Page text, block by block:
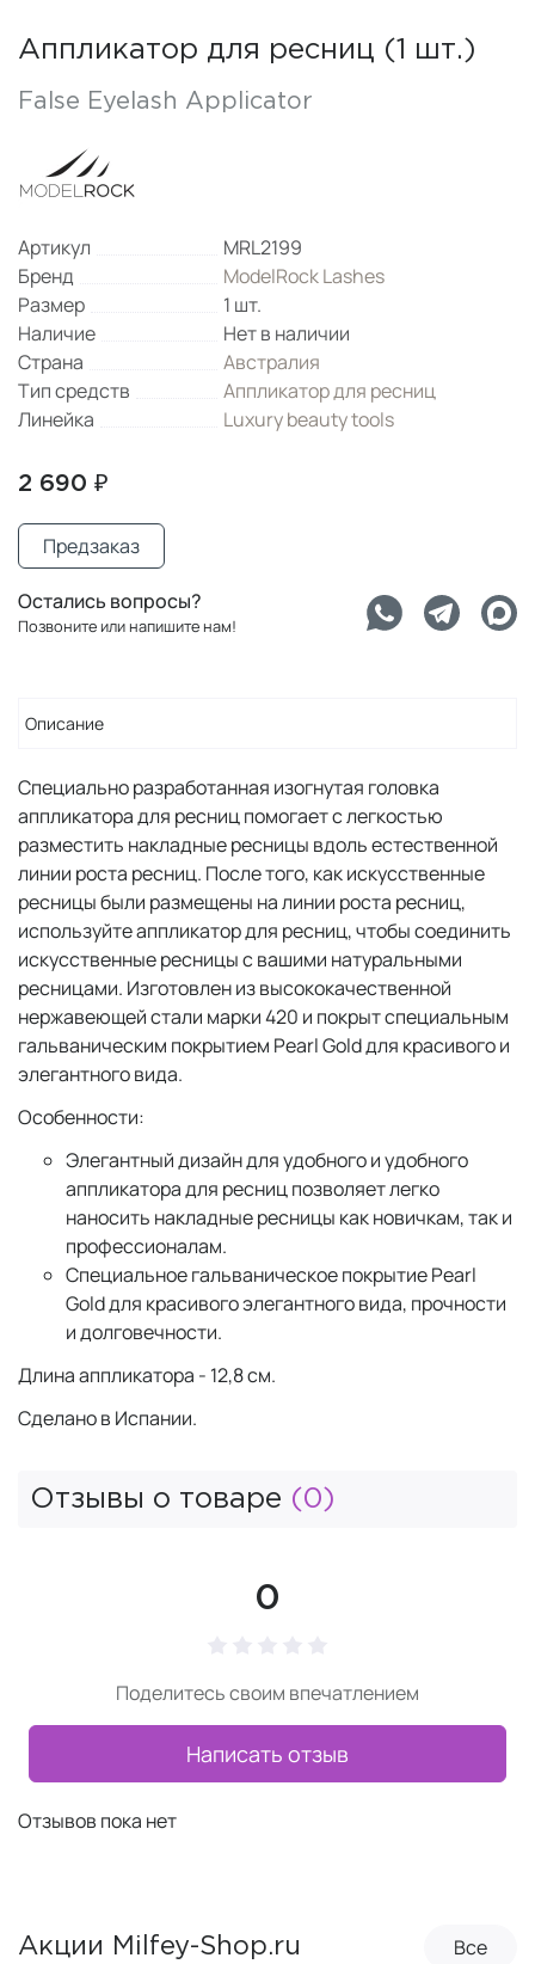
Аппликатор для ресниц (1 шт.)
False Eyelash Applicator
Артикул
MRL2199
Бренд
ModelRock Lashes
Размер
1 шт.
Наличие
Нет в наличии
Страна
Австралия
Тип средств
Аппликатор для ресниц
Линейка
Luxury beauty tools
2 690 ₽
Предзаказ
Остались вопросы?
Позвоните или напишите нам!
Описание
Специально разработанная изогнутая головка
аппликатора для ресниц помогает с легкостью
разместить накладные ресницы вдоль естественной
линии роста ресниц. После того, как искусственные
ресницы были размещены на линии роста ресниц,
используйте аппликатор для ресниц, чтобы соединить
искусственные ресницы с вашими натуральными
ресницами. Изготовлен из высококачественной
нержавеющей стали марки 420 и покрыт специальным
гальваническим покрытием Pearl Gold для красивого и
элегантного вида.
Особенности:
Элегантный дизайн для удобного и удобного
аппликатора для ресниц позволяет легко
наносить накладные ресницы как новичкам, так и
профессионалам.
Специальное гальваническое покрытие Pearl
Gold для красивого элегантного вида, прочности
и долговечности.
Длина аппликатора - 12,8 см.
Сделано в Испании.
Отзывы о товаре (0)
0
Поделитесь своим впечатлением
Написать отзыв
Отзывов пока нет
Акции Milfey-Shop.ru Все